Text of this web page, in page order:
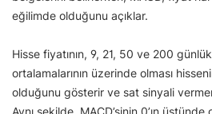
eğilimde olduğunu açıklar.
Hisse fiyatının, 9, 21, 50 ve 200
ortalamalarının üzerinde olması
olduğunu gösterir ve sat sinyali
Aynı şekilde, MACD’sinin 0’ın üstünde